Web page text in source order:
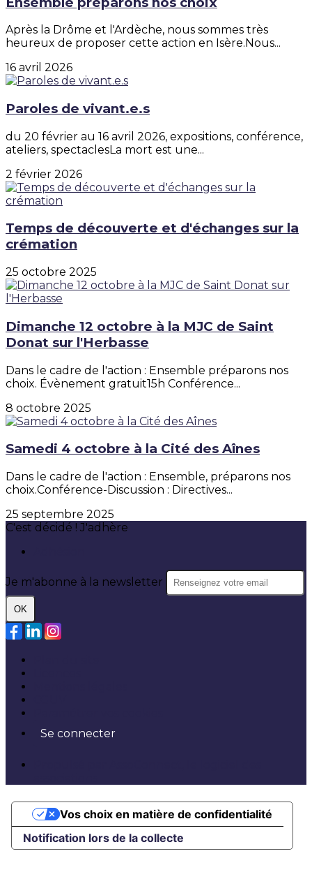
Après la Drôme et l'Ardèche, nous sommes très
heureux de proposer cette action en Isère.Nous...
16 avril 2026
Paroles de vivant.e.s
du 20 février au 16 avril 2026, expositions, conférence,
ateliers, spectaclesLa mort est une...
2 février 2026
Temps de découverte et d'échanges sur la
crémation
25 octobre 2025
Dimanche 12 octobre à la MJC de Saint
Donat sur l'Herbasse
Dans le cadre de l'action : Ensemble préparons nos
choix. Évènement gratuit15h Conférence...
8 octobre 2025
Samedi 4 octobre à la Cité des Aînes
Dans le cadre de l'action : Ensemble, préparons nos
choix.Conférence-Discussion : Directives...
25 septembre 2025
C'est décidé ! J'adhère
Je m'abonne à la newsletter
OK
Se connecter
Notification lors de la collecte
Vos choix en matière de confidentialité